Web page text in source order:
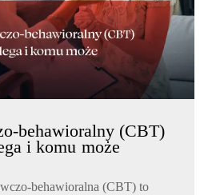
behawioralny (CBT)
i komu może
behawioralna (CBT) to